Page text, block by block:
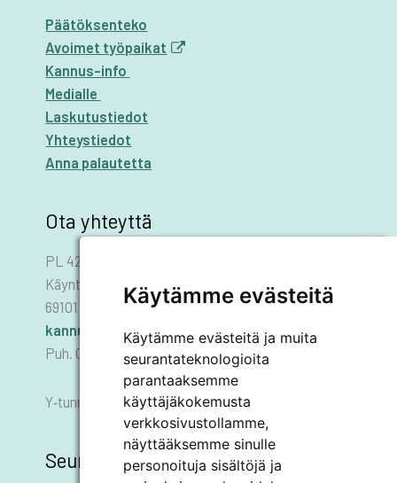
Käytämme evästeitä
Käytämme evästeitä ja muita
seurantateknologioita
parantaaksemme
käyttäjäkokemusta
verkkosivustollamme,
näyttääksemme sinulle
personoituja sisältöjä ja
Päätöksenteko
Avoimet työpaikat
Kannus-info
Medialle
Laskutustiedot
Yhteystiedot
Anna palautetta
Ota yhteyttä
PL 42
Käyntiosoite: Asematie 1
69101 KANNUS
kannus.kaupunki@kannus.ﬁ
Puh. 06 8745 111
Y‑tunnus 0178455–6
Seuraa meitä